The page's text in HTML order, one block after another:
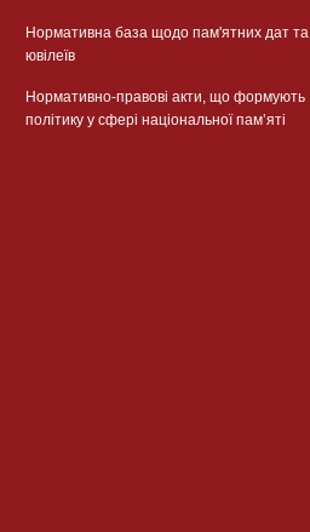
Нормативна база щодо пам'ятних дат та
ювілеїв
Нормативно-правові акти, що формують
політику у сфері національної памʼяті